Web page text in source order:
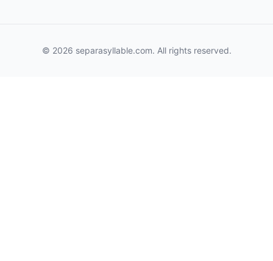
© 2026 separasyllable.com. All rights reserved.